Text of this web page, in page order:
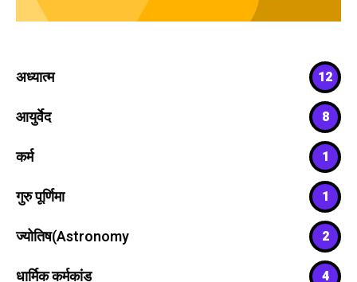
अध्यात्म 12
आयुर्वेद 8
कर्म 1
गुरु पूर्णिमा 1
ज्योतिष(Astronomy 2
धार्मिक कर्मकांड 4